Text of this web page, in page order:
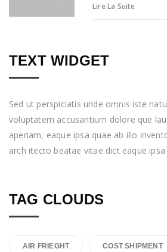
Lire La Suite
TEXT WIDGET
Sed ut perspiciatis unde omnis iste
voluptatem accusantium dolore que
aperiam, eaque ipsa quae ab illo
arch itecto beatae vitae dict eaque ipsa
TAG CLOUDS
AIR FRIEGHT COST SHIPMENT